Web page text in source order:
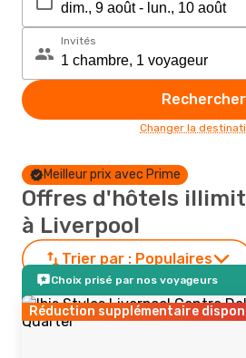
Invités
Rechercher
Changer la
Meilleur prix avec Prime
Offres d'hôtels
à Liverpool
Trier par : Populaires
Choix prisé par nos voyageurs
Réduction supplémentaire